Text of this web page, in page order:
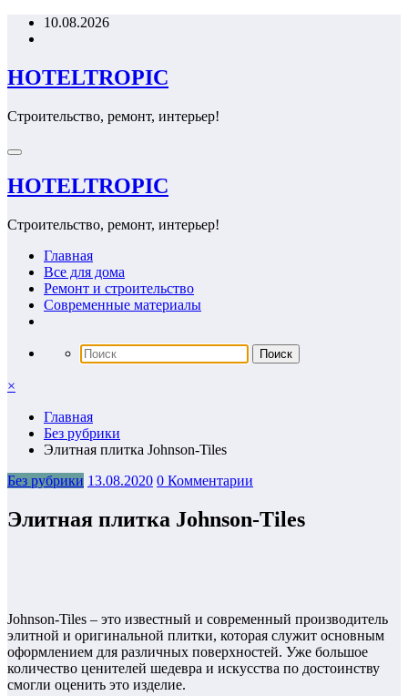
Перейти10.08.2026
HOTELTROPIC
Строительство, ремонт, интерьер!
HOTELTROPIC
Строительство, ремонт, интерьер!
Главная
Все для дома
Ремонт и строительство
Современные материалы
×
Главная
Без рубрики
Элитная плитка Johnson-Tiles
Без рубрики 13.08.2020 0 Комментарии
Элитная плитка Johnson-Tiles
Johnson-Tiles – это известный и современный производитель
элитной и оригинальной плитки, которая служит основным
оформлением для различных поверхностей. Уже большое
количество ценителей шедевра и искусства по достоинству
смогли оценить это изделие.